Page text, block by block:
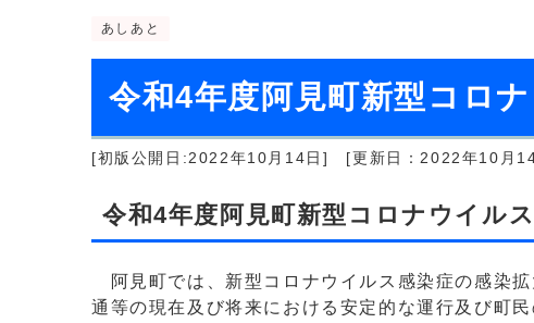
あしあと
令和4年度阿見町新型コロ
[初版公開日:2022年10月14日] [更新日：2022年10月
令和4年度阿見町新型コロナウイル
阿見町では、新型コロナウイルス感染症の感染
通等の現在及び将来における安定的な運行及び町